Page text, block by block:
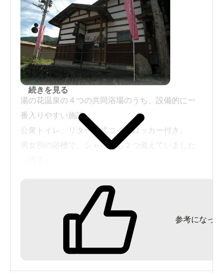
湯の花温泉の４つの共同浴場のうち、設備的に一
番入りやすい施設。
公衆トイレ、リターン式コインロッカー付き。
男女別の浴槽で、シャワーも２つ備えていました
地元の方と思われる老人が二人入っていたので、
熱いのを覚悟しましたが、
意外にも、適温というかヌル目で、ゆったり出来
「飯坂温泉」や「草津」などの住人に比べると、
続きを見る
参考になった